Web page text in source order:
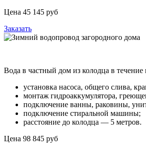
Цена 45 145 руб
Заказать
Вода в частный дом из колодца в течение
установка насоса, общего слива,
монтаж гидроаккумулятора,
подключение ванны, раковины,
подключение стиральной машины;
расстояние до колодца — 5 метров.
Цена 98 845 руб